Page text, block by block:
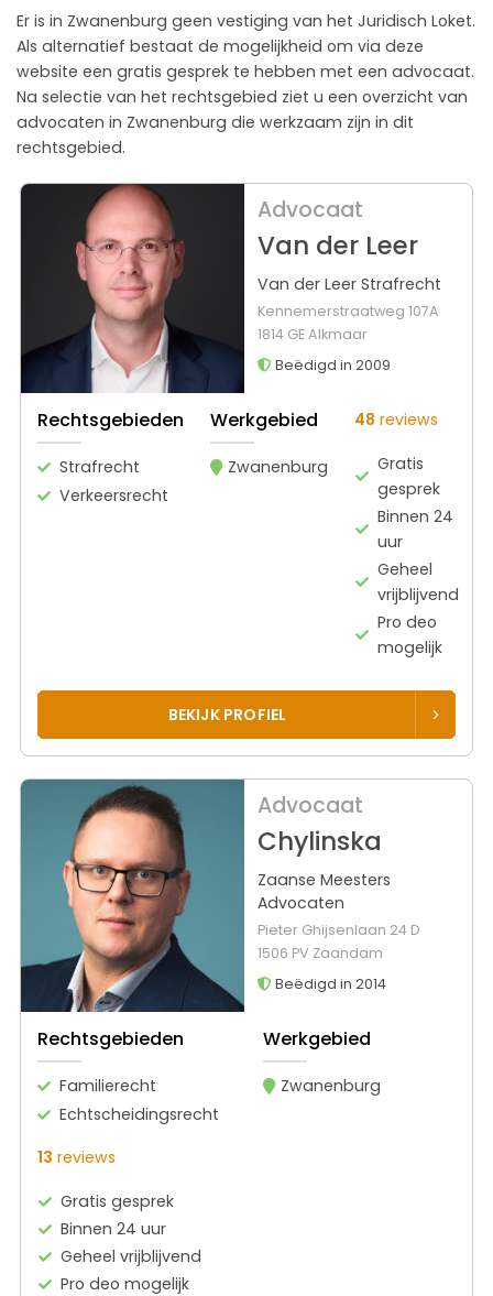
Er is in Zwanenburg geen vestiging van het Juridisch Loket.
Als alternatief bestaat de mogelijkheid om via deze
website een gratis gesprek te hebben met een advocaat.
Na selectie van het rechtsgebied ziet u een overzicht van
advocaten in Zwanenburg die werkzaam zijn in dit
rechtsgebied.
Advocaat
Van der Leer
Van der Leer Strafrecht
Kennemerstraatweg 107A
1814 GE Alkmaar
Beëdigd in 2009
Rechtsgebieden
Strafrecht
Verkeersrecht
Werkgebied
Zwanenburg
48 reviews
Gratis
gesprek
Binnen 24
uur
Geheel
vrijblijvend
Pro deo
mogelijk
BEKIJK PROFIEL
Advocaat
Chylinska
Zaanse Meesters
Advocaten
Pieter Ghijsenlaan 24 D
1506 PV Zaandam
Beëdigd in 2014
Rechtsgebieden
Familierecht
Echtscheidingsrecht
Werkgebied
Zwanenburg
13 reviews
Gratis gesprek
Binnen 24 uur
Geheel vrijblijvend
Pro deo mogelijk